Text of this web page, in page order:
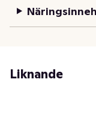
Liknande